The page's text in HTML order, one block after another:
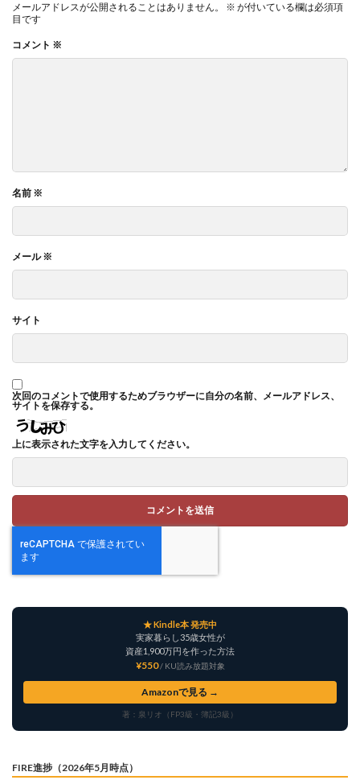
メールアドレスが公開されることはありません。 ※ が付いている欄は必須項
目です
コメント ※
名前 ※
メール※
サイト
次回のコメントで使用するためブラウザーに自分の名前、メールアドレス、
サイトを保存する。
上に表示された文字を入力してください。
★ Kindle本 発売中
実家暮らし35歳女性が
資産1,900万円を作った方法
¥550 / KU読み放題対象
Amazonで見る →
著：泉リオ（FP3級・簿記3級）
FIRE進捗（2026年5月時点）